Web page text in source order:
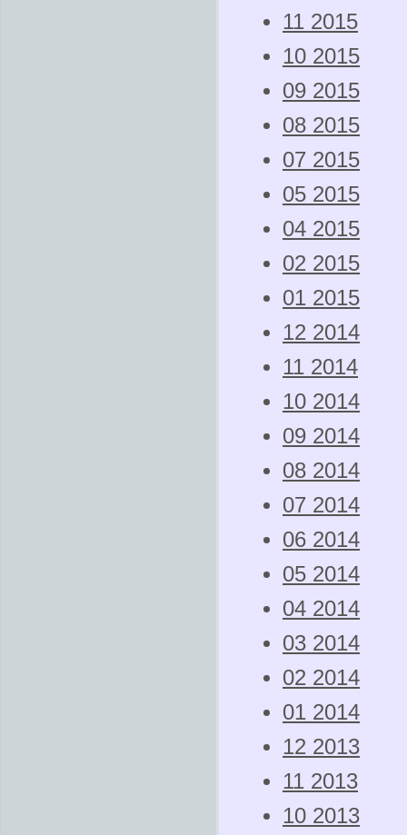
11 2015
10 2015
09 2015
08 2015
07 2015
05 2015
04 2015
02 2015
01 2015
12 2014
11 2014
10 2014
09 2014
08 2014
07 2014
06 2014
05 2014
04 2014
03 2014
02 2014
01 2014
12 2013
11 2013
10 2013